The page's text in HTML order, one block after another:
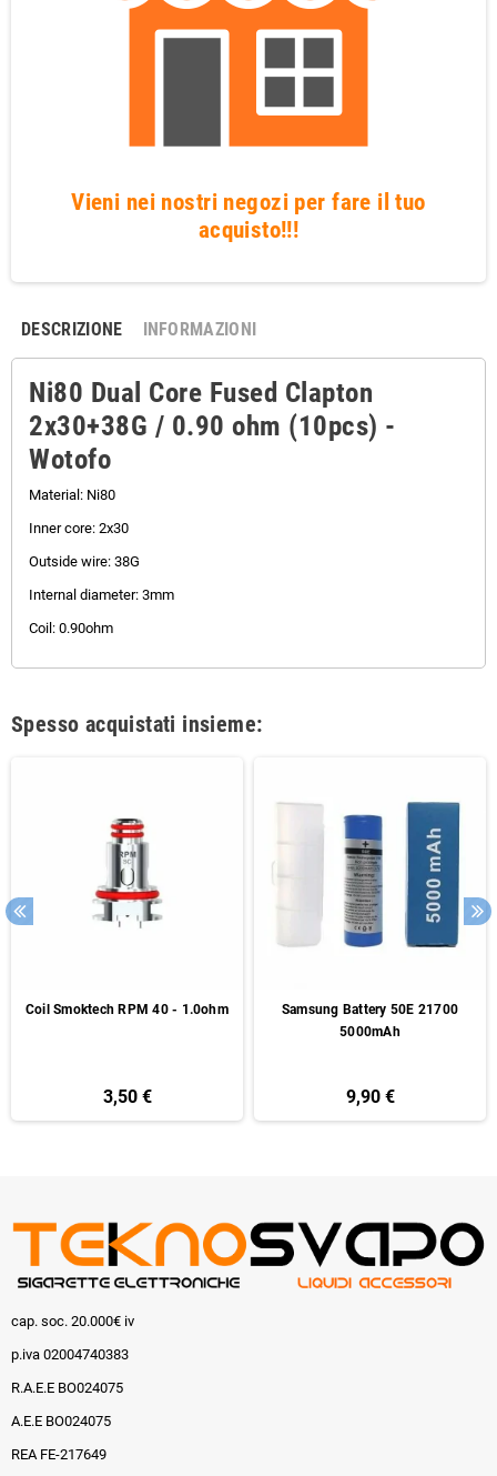
Vieni nei nostri negozi per fare il tuo
acquisto!!!
DESCRIZIONE INFORMAZIONI
Ni80 Dual Core Fused Clapton
2x30+38G / 0.90 ohm (10pcs) -
Wotofo
Material: Ni80
Inner core: 2x30
Outside wire: 38G
Internal diameter: 3mm
Coil: 0.90ohm
Spesso acquistati insieme:
Coil Smoktech RPM 40 - 1.0ohm
3,50 €
Samsung Battery 50E 21700
5000mAh
9,90 €
cap. soc. 20.000€ iv
p.iva 02004740383
R.A.E.E BO024075
A.E.E BO024075
REA FE-217649